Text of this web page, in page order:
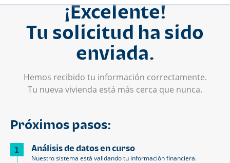
¡Excelente!
Tu solicitud ha sido
enviada.
Hemos recibido tu información correctamente.
Tu nueva vivienda está más cerca que nunca.
Próximos pasos:
1 Análisis de datos en curso
Nuestro sistema está validando tu información financiera.